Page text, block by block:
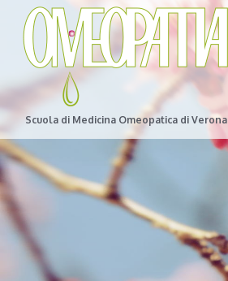
Scuola di Medicina Omeopatica di Verona